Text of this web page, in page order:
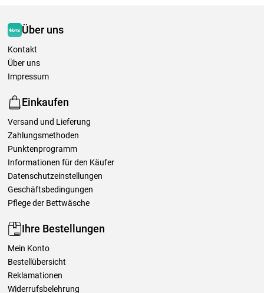
Über uns
Kontakt
Über uns
Impressum
Einkaufen
Versand und Lieferung
Zahlungsmethoden
Punktenprogramm
Informationen für den Käufer
Datenschutzeinstellungen
Geschäftsbedingungen
Pflege der Bettwäsche
Ihre Bestellungen
Mein Konto
Bestellübersicht
Reklamationen
Widerrufsbelehrung